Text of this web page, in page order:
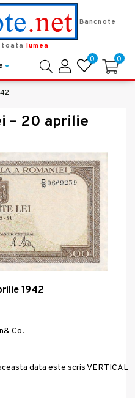
Bancnote
toata lumea
0 0
1942
Co.
data este scris VERTICAL